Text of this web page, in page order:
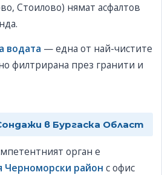
Стоилово) нямат асфалтов
водата — една от най-чистите
филтрирана през гранити и
в Бургаска Област
орган е
Черноморски район с офис